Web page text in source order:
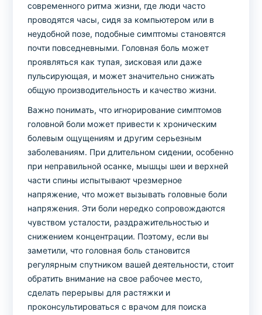
современного ритма жизни, где люди часто
проводятся часы, сидя за компьютером или в
неудобной позе, подобные симптомы становятся
почти повседневными. Головная боль может
проявляться как тупая, зисковая или даже
пульсирующая, и может значительно снижать
общую производительность и качество жизни.
Важно понимать, что игнорирование симптомов
головной боли может привести к хроническим
болевым ощущениям и другим серьезным
заболеваниям. При длительном сидении, особенно
при неправильной осанке, мышцы шеи и верхней
части спины испытывают чрезмерное
напряжение, что может вызывать головные боли
напряжения. Эти боли нередко сопровождаются
чувством усталости, раздражительностью и
снижением концентрации. Поэтому, если вы
заметили, что головная боль становится
регулярным спутником вашей деятельности, стоит
обратить внимание на свое рабочее место,
сделать перерывы для растяжки и
проконсультироваться с врачом для поиска